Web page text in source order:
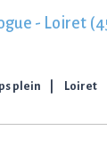
- Loiret
plein Loiret